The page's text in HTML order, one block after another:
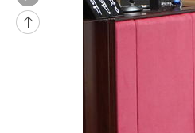
-24852초 전 >
[속보]이 대통령, '호우피
선포
-24815초 전 >
[단독]중수청 지원 검사
낮 최고 37도 찜통더위…
SK하이닉스, 용인·청주
여자배구 이재영·이다영
외국인 심판 성 접대 7경